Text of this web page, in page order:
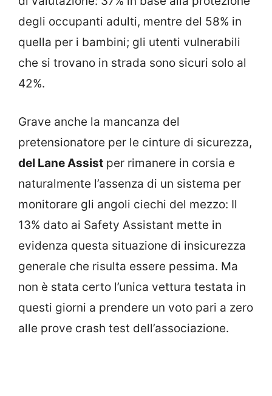
degli occupanti adulti, mentre del 58% in
quella per i bambini; gli utenti vulnerabili
che si trovano in strada sono sicuri solo al
42%.
Grave anche la mancanza del
pretensionatore per le cinture di sicurezza,
del Lane Assist per rimanere in corsia e
naturalmente l’assenza di un sistema per
monitorare gli angoli ciechi del mezzo: Il
13% dato ai Safety Assistant mette in
evidenza questa situazione di insicurezza
generale che risulta essere pessima. Ma
non è stata certo l’unica vettura testata in
questi giorni a prendere un voto pari a zero
alle prove crash test dell’associazione.